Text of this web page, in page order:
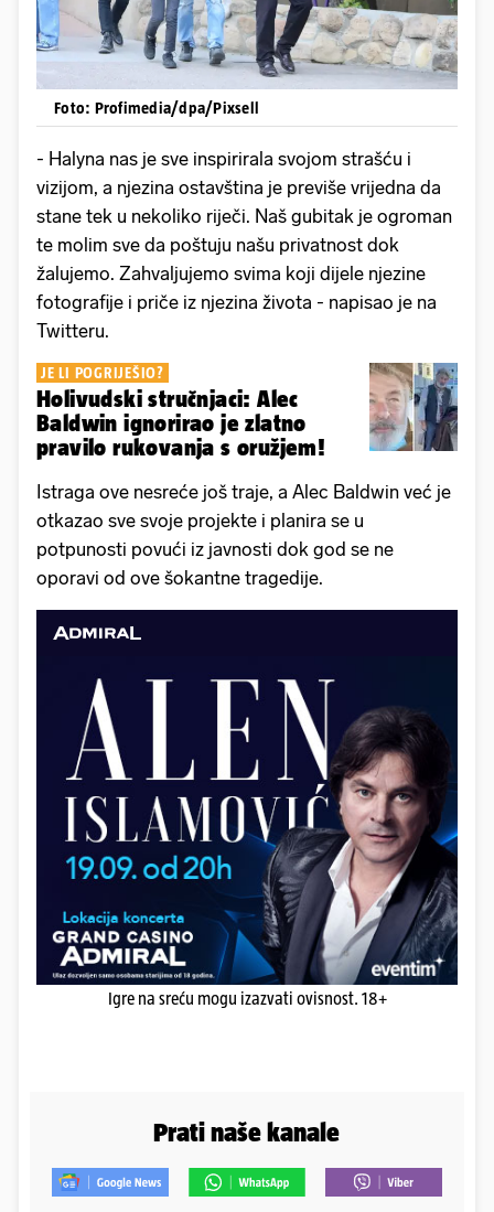
Foto: Profimedia/dpa/Pixsell
- Halyna nas je sve inspirirala svojom strašću i
vizijom, a njezina ostavština je previše vrijedna da
stane tek u nekoliko riječi. Naš gubitak je ogroman
te molim sve da poštuju našu privatnost dok
žalujemo. Zahvaljujemo svima koji dijele njezine
fotografije i priče iz njezina života - napisao je na
Twitteru.
JE LI POGRIJEŠIO?
Holivudski stručnjaci: Alec
Baldwin ignorirao je zlatno
pravilo rukovanja s oružjem!
Istraga ove nesreće još traje, a Alec Baldwin već je
otkazao sve svoje projekte i planira se u
potpunosti povući iz javnosti dok god se ne
oporavi od ove šokantne tragedije.
Igre na sreću mogu izazvati ovisnost. 18+
Prati naše kanale